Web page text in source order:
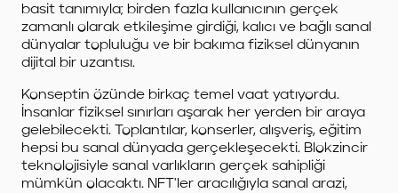
basit tanımıyla; birden fazla kullanıcının gerçek
zamanlı olarak etkileşime girdiği, kalıcı ve bağlı sanal
dünyalar topluluğu ve bir bakıma fiziksel dünyanın
dijital bir uzantısı.
Konseptin özünde birkaç temel vaat yatıyordu.
İnsanlar fiziksel sınırları aşarak her yerden bir araya
gelebilecekti. Toplantılar, konserler, alışveriş, eğitim
hepsi bu sanal dünyada gerçekleşecekti. Blokzincir
teknolojisiyle sanal varlıkların gerçek sahipliği
mümkün olacaktı. NFT'ler aracılığıyla sanal arazi,